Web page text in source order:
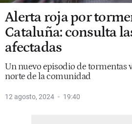
Alerta roja por
Cataluña: consulta
afectadas
Un nuevo episodio de tormentas
norte de la comunidad
12 agosto, 2024 19:40